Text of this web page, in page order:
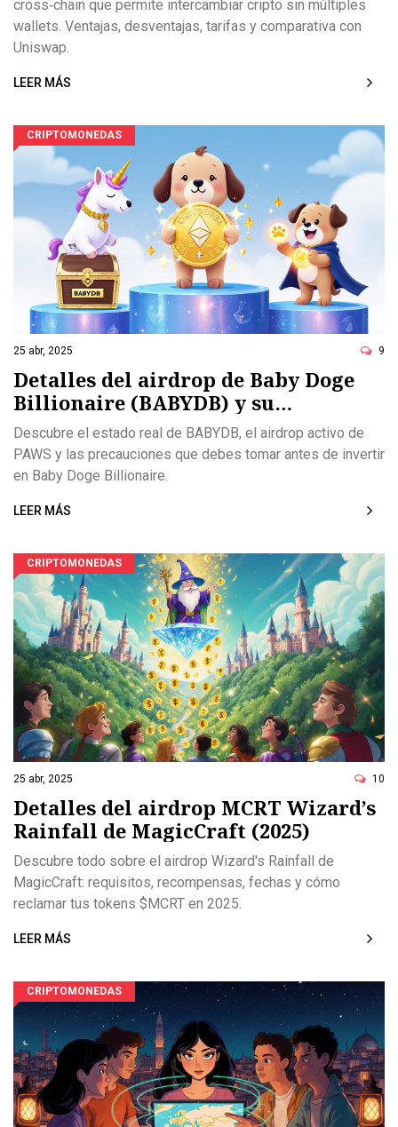
cross‑chain que permite intercambiar cripto sin múltiples
wallets. Ventajas, desventajas, tarifas y comparativa con
Uniswap.
LEER MÁS
CRIPTOMONEDAS
25 abr, 2025 9
Detalles del airdrop de Baby Doge
Billionaire (BABYDB) y su
ecosistema
Descubre el estado real de BABYDB, el airdrop activo de
PAWS y las precauciones que debes tomar antes de invertir
en Baby Doge Billionaire.
LEER MÁS
CRIPTOMONEDAS
25 abr, 2025 10
Detalles del airdrop MCRT Wizard’s
Rainfall de MagicCraft (2025)
Descubre todo sobre el airdrop Wizard's Rainfall de
MagicCraft: requisitos, recompensas, fechas y cómo
reclamar tus tokens $MCRT en 2025.
LEER MÁS
CRIPTOMONEDAS